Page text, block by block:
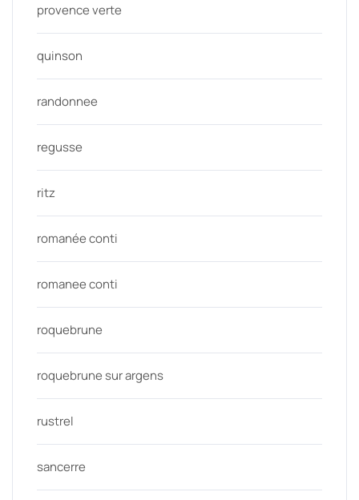
provence verte
quinson
randonnee
regusse
ritz
romanée conti
romanee conti
roquebrune
roquebrune sur argens
rustrel
sancerre